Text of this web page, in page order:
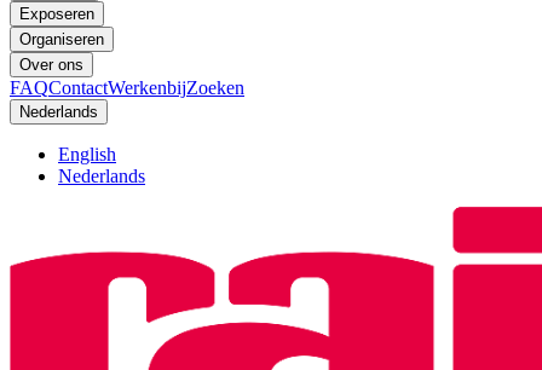
Exposeren
Organiseren
Over ons
FAQContactWerkenbijZoeken
Nederlands
English
Nederlands